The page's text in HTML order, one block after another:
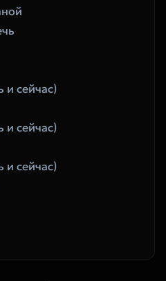
и сейчас)
и сейчас)
и сейчас)